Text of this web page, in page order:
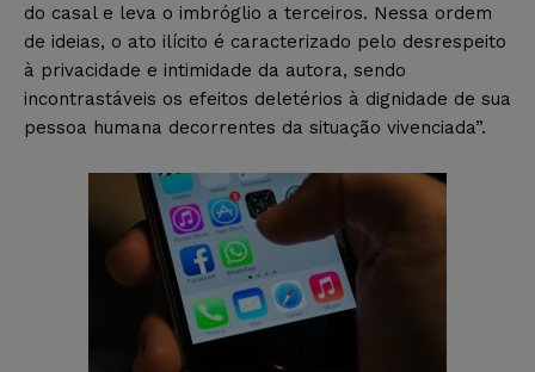
do casal e leva o imbróglio a terceiros. Nessa ordem
de ideias, o ato ilícito é caracterizado pelo desrespeito
à privacidade e intimidade da autora, sendo
incontrastáveis os efeitos deletérios à dignidade de sua
pessoa humana decorrentes da situação vivenciada”.